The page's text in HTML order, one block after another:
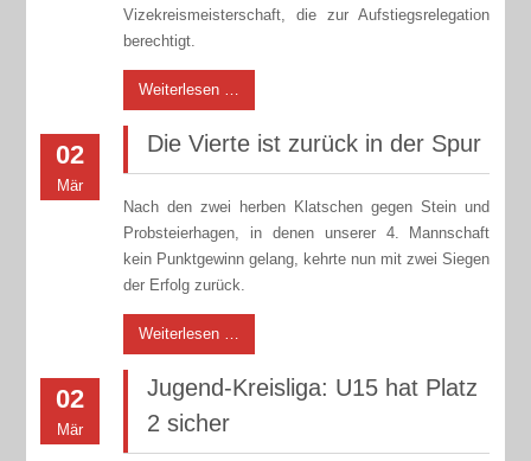
Vizekreismeisterschaft, die zur Aufstiegsrelegation
berechtigt.
Weiterlesen …
02
Mär
Die Vierte ist zurück in der Spur
Nach den zwei herben Klatschen gegen Stein und
Probsteierhagen, in denen unserer 4. Mannschaft
kein Punktgewinn gelang, kehrte nun mit zwei Siegen
der Erfolg zurück.
Weiterlesen …
02
Mär
Jugend-Kreisliga: U15 hat Platz
2 sicher